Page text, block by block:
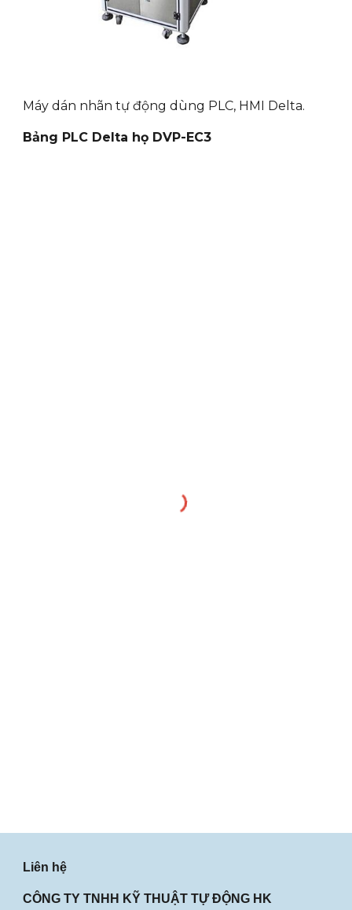
Máy dán nhãn tự động dùng PLC, HMI Delta.
Bảng PLC Delta họ DVP-EC3
Liên hệ
CÔNG TY TNHH KỸ THUẬT TỰ ĐỘNG HK